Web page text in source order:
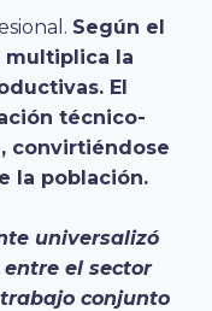
Según el
multiplica la
El
técnico-
convirtiéndose
la población.
universalizó
el sector
conjunto